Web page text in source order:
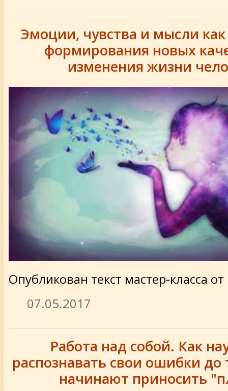
Эмоции, чувства и мысли
формирования новых
изменения жизни
Опубликован текст мастер-класса
07.05.2017
Работа над собой. Как
распознавать свои ошибки до
начинают приносить